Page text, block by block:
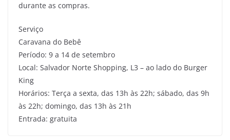
durante as compras.
Serviço
Caravana do Bebê
Período: 9 a 14 de setembro
Local: Salvador Norte Shopping, L3 – ao lado do Burger
King
Horários: Terça a sexta, das 13h às 22h; sábado, das 9h
às 22h; domingo, das 13h às 21h
Entrada: gratuita